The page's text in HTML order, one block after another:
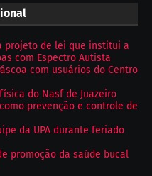
projeto de lei que institui a
com Espectro Autista
com usuários do Centro
do Nasf de Juazeiro
prevenção e controle de
da UPA durante feriado
promoção da saúde bucal